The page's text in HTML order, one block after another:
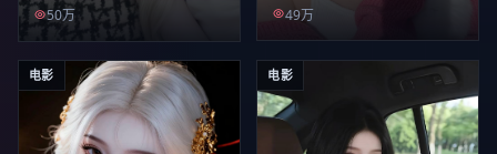
50万 49万
电影 电影